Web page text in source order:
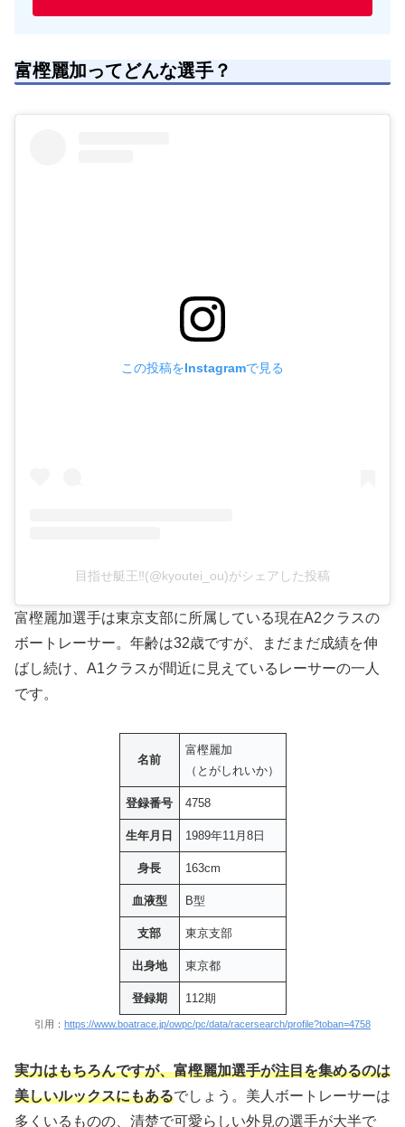
富樫麗加ってどんな選手？
この投稿をInstagramで見る
目指せ艇王‼️(@kyoutei_ou)がシェアした投稿
富樫麗加選手は東京支部に所属している現在A2クラスの
ボートレーサー。年齢は32歳ですが、まだまだ成績を伸
ばし続け、A1クラスが間近に見えているレーサーの一人
です。
名前
富樫麗加
（とがしれいか）
登録番号 4758
生年月日 1989年11月8日
身長 163cm
血液型 B型
支部 東京支部
出身地 東京都
登録期 112期
引用： https://www.boatrace.jp/owpc/pc/data/racersearch/profile?toban=4758
実力はもちろんですが、富樫麗加選手が注目を集めるのは
美しいルックスにもあるでしょう。美人ボートレーサーは
多くいるものの、清楚で可愛らしい外見の選手が大半で